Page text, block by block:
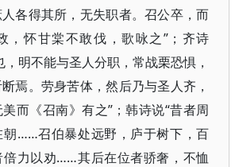
各得其所，无失职者。召公卒，而
，怀甘棠不敢伐，歌咏之”；齐诗
，明不能与圣人分职，常战栗恐惧，
焉。劳身苦体，然后乃与圣人齐，
而《召南》有之”；韩诗说“昔者周
朝……召伯暴处远野，庐于树下，百
倍力以劝……其后在位者骄奢，不恤